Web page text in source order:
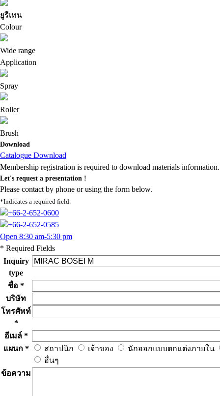
ยูรีเทน
Colour
Wide range
Application
Spray
Roller
Brush
Download
Catalogue Download
Membership registration is required to download materials information.
Let's request a presentation !
Please contact by phone or using the form below.
*Indicates a required field.
+66-2-652-0600
+66-2-652-0585
Open 8:30 am-5:30 pm
* Required Fields
Inquiry
type
ชื่อ *
บริษัท
โทรศัพท์
*
อีเมล์ *
แผนก *
สถาปนิก เจ้าของ
นักออกแบบตกแต่งภายใน
อื่นๆ
ข้อความ